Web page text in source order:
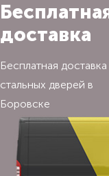
доставка
Бесплатная доставка
стальных дверей в
Боровске